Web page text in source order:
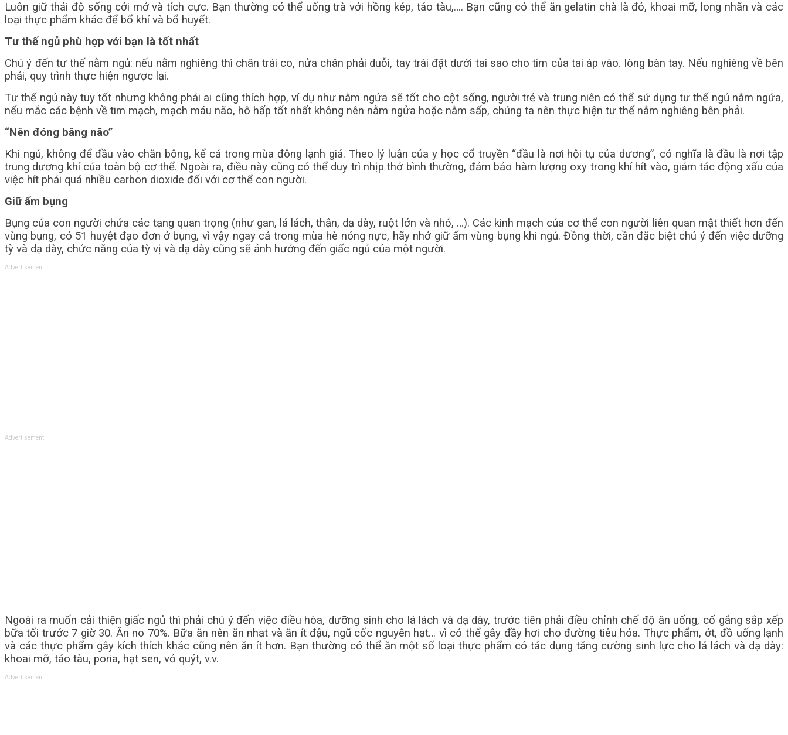
Luôn giữ thái độ sống cởi mở và tích cực. Bạn thường có thể uống trà với hồng kép, táo tàu,…. Bạn cũng có thể ăn gelatin chà là đỏ, khoai mỡ, long nhãn và các
loại thực phẩm khác để bổ khí và bổ huyết.
Tư thế ngủ phù hợp với bạn là tốt nhất
Chú ý đến tư thế nằm ngủ: nếu nằm nghiêng thì chân trái co, nửa chân phải duỗi, tay trái đặt dưới tai sao cho tim của tai áp vào. lòng bàn tay. Nếu nghiêng về bên
phải, quy trình thực hiện ngược lại.
Tư thế ngủ này tuy tốt nhưng không phải ai cũng thích hợp, ví dụ như nằm ngửa sẽ tốt cho cột sống, người trẻ và trung niên có thể sử dụng tư thế ngủ nằm ngửa,
nếu mắc các bệnh về tim mạch, mạch máu não, hô hấp tốt nhất không nên nằm ngửa hoặc nằm sấp, chúng ta nên thực hiện tư thế nằm nghiêng bên phải.
“Nên đóng băng não”
Khi ngủ, không để đầu vào chăn bông, kể cả trong mùa đông lạnh giá. Theo lý luận của y học cổ truyền “đầu là nơi hội tụ của dương”, có nghĩa là đầu là nơi tập
trung dương khí của toàn bộ cơ thể. Ngoài ra, điều này cũng có thể duy trì nhịp thở bình thường, đảm bảo hàm lượng oxy trong khí hít vào, giảm tác động xấu của
việc hít phải quá nhiều carbon dioxide đối với cơ thể con người.
Giữ ấm bụng
Bụng của con người chứa các tạng quan trọng (như gan, lá lách, thận, dạ dày, ruột lớn và nhỏ, …). Các kinh mạch của cơ thể con người liên quan mật thiết hơn đến
vùng bụng, có 51 huyệt đạo đơn ở bụng, vì vậy ngay cả trong mùa hè nóng nực, hãy nhớ giữ ấm vùng bụng khi ngủ. Đồng thời, cần đặc biệt chú ý đến việc dưỡng
tỳ và dạ dày, chức năng của tỳ vị và dạ dày cũng sẽ ảnh hưởng đến giấc ngủ của một người.
Advertisement
Advertisement
Ngoài ra muốn cải thiện giấc ngủ thì phải chú ý đến việc điều hòa, dưỡng sinh cho lá lách và dạ dày, trước tiên phải điều chỉnh chế độ ăn uống, cố gắng sắp xếp
bữa tối trước 7 giờ 30. Ăn no 70%. Bữa ăn nên ăn nhạt và ăn ít đậu, ngũ cốc nguyên hạt… vì có thể gây đầy hơi cho đường tiêu hóa. Thực phẩm, ớt, đồ uống lạnh
và các thực phẩm gây kích thích khác cũng nên ăn ít hơn. Bạn thường có thể ăn một số loại thực phẩm có tác dụng tăng cường sinh lực cho lá lách và dạ dày:
khoai mỡ, táo tàu, poria, hạt sen, vỏ quýt, v.v.
Advertisement